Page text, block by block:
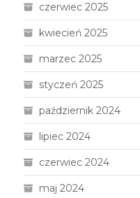
czerwiec 2025
kwiecień 2025
marzec 2025
styczeń 2025
październik 2024
lipiec 2024
czerwiec 2024
maj 2024